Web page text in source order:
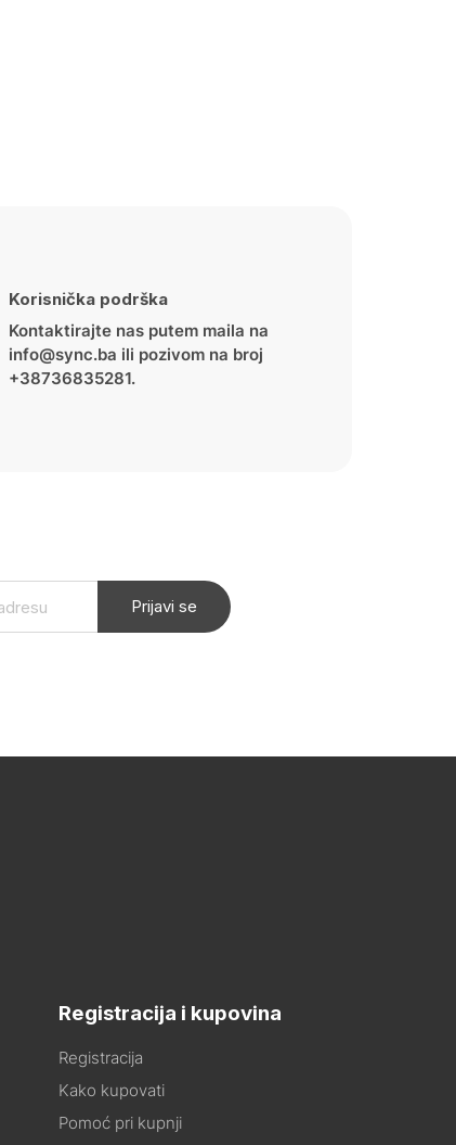
Korisnička podrška
Kontaktirajte nas putem maila na
info@sync.ba ili pozivom na broj
+38736835281.
Prijavi se
Registracija i kupovina
Registracija
Kako kupovati
Pomoć pri kupnji